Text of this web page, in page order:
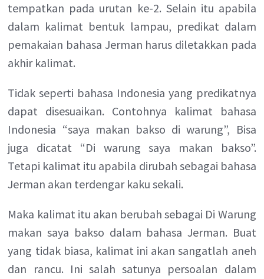
tempatkan pada urutan ke-2. Selain itu apabila
dalam kalimat bentuk lampau, predikat dalam
pemakaian bahasa Jerman harus diletakkan pada
akhir kalimat.
Tidak seperti bahasa Indonesia yang predikatnya
dapat disesuaikan. Contohnya kalimat bahasa
Indonesia “saya makan bakso di warung”, Bisa
juga dicatat “Di warung saya makan bakso”.
Tetapi kalimat itu apabila dirubah sebagai bahasa
Jerman akan terdengar kaku sekali.
Maka kalimat itu akan berubah sebagai Di Warung
makan saya bakso dalam bahasa Jerman. Buat
yang tidak biasa, kalimat ini akan sangatlah aneh
dan rancu. Ini salah satunya persoalan dalam